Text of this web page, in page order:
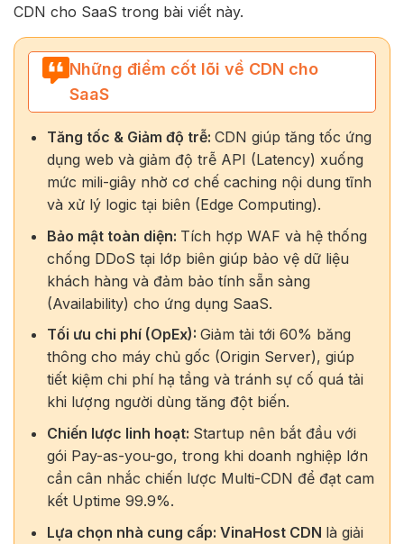
CDN cho SaaS trong bài viết này.
Những điểm cốt lõi về CDN cho
SaaS
Tăng tốc & Giảm độ trễ: CDN giúp tăng tốc ứng
dụng web và giảm độ trễ API (Latency) xuống
mức mili-giây nhờ cơ chế caching nội dung tĩnh
và xử lý logic tại biên (Edge Computing).
Bảo mật toàn diện: Tích hợp WAF và hệ thống
chống DDoS tại lớp biên giúp bảo vệ dữ liệu
khách hàng và đảm bảo tính sẵn sàng
(Availability) cho ứng dụng SaaS.
Tối ưu chi phí (OpEx): Giảm tải tới 60% băng
thông cho máy chủ gốc (Origin Server), giúp
tiết kiệm chi phí hạ tầng và tránh sự cố quá tải
khi lượng người dùng tăng đột biến.
Chiến lược linh hoạt: Startup nên bắt đầu với
gói Pay-as-you-go, trong khi doanh nghiệp lớn
cần cân nhắc chiến lược Multi-CDN để đạt cam
kết Uptime 99.9%.
Lựa chọn nhà cung cấp: VinaHost CDN là giải